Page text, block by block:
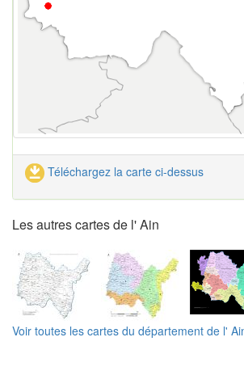
Téléchargez la carte ci-dessus
Les autres cartes de l' Ain
Voir toutes les cartes du département de l'